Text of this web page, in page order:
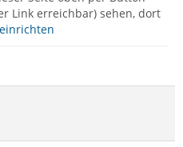
Link erreichbar) sehen, dort